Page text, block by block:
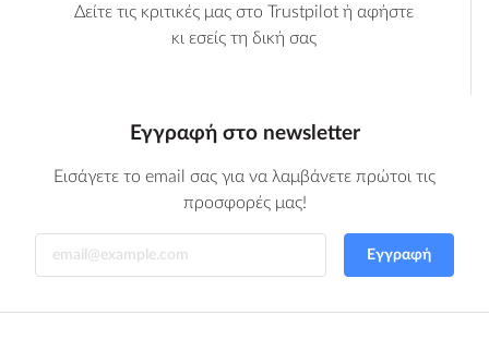
Δείτε τις κριτικές μας στο Trustpilot ή αφήστε
κι εσείς τη δική σας
Εγγραφή στο newsletter
Εισάγετε το email σας για να λαμβάνετε πρώτοι τις
προσφορές μας!
Εγγραφή